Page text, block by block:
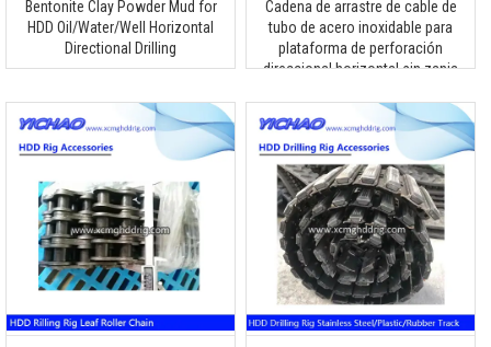
Bentonite Clay Powder Mud for
HDD Oil/Water/Well Horizontal
Directional Drilling
Cadena de arrastre de cable de
tubo de acero inoxidable para
plataforma de perforación
direccional horizontal sin zanja